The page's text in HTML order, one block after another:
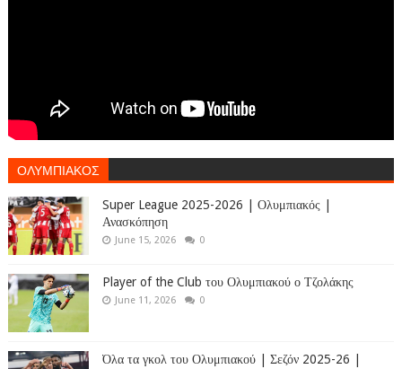
ΟΛΥΜΠΙΑΚΟΣ
Super League 2025-2026 | Ολυμπιακός |
Ανασκόπηση
June 15, 2026 0
Player of the Club του Ολυμπιακού ο Τζολάκης
June 11, 2026 0
Όλα τα γκολ του Ολυμπιακού | Σεζόν 2025-26 |